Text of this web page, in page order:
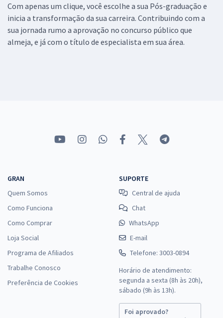
Com apenas um clique, você escolhe a sua Pós-graduação e
inicia a transformação da sua carreira. Contribuindo com a
sua jornada rumo a aprovação no concurso público que
almeja, e já com o título de especialista em sua área.
GRAN
Quem Somos
Como Funciona
Como Comprar
Loja Social
Programa de Afiliados
Trabalhe Conosco
Preferência de Cookies
SUPORTE
Central de ajuda
Chat
WhatsApp
E-mail
Telefone: 3003-0894
Horário de atendimento:
segunda a sexta (8h às 20h),
sábado (9h às 13h).
Foi aprovado?